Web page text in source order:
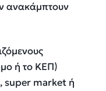
ανακάμπτουν
ή το ΚΕΠ)
super market ή